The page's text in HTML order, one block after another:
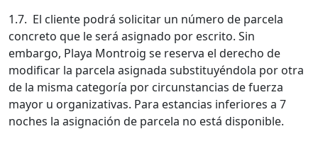
1.7. El cliente podrá solicitar un número de parcela
concreto que le será asignado por escrito. Sin
embargo, Playa Montroig se reserva el derecho de
modificar la parcela asignada substituyéndola por otra
de la misma categoría por circunstancias de fuerza
mayor u organizativas. Para estancias inferiores a 7
noches la asignación de parcela no está disponible.